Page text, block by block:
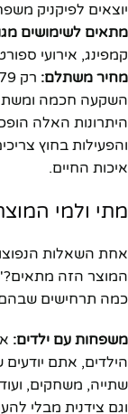
יוצאים לפיקניק
מתאים לשימושים
קמפינג, אירועי
מחיר משתלם:
השקעה חכמה
היתרונות האלה
והפעילות בחוץ
איכות החיים.
מתי ולמי
אחת השאלות
המוצר הזה
כמה תרחישים
משפחות עם ילדים:
הילדים, אתם
שתייה, משחקים,
וגם צידנית מבלי